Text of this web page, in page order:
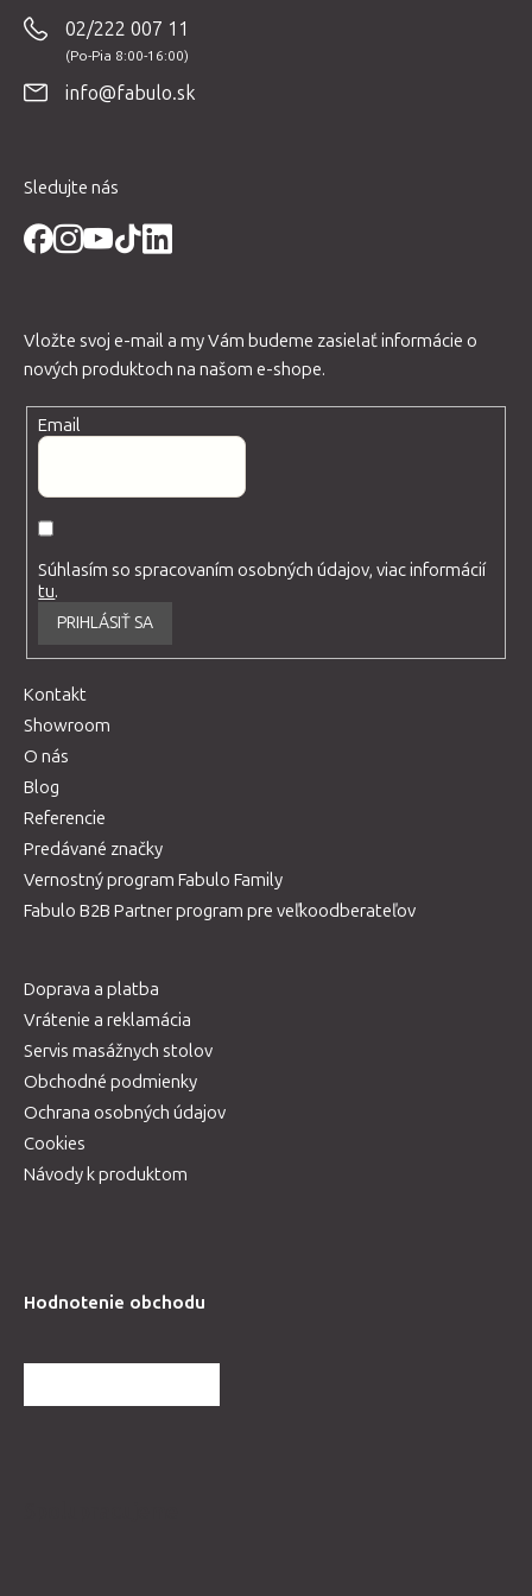
02/222 007 11
info@fabulo.sk
Sledujte nás
Vložte svoj e-mail a my Vám budeme zasielať informácie o
nových produktoch na našom e-shope.
Email
Súhlasím so spracovaním osobných údajov, viac informácií
tu.
PRIHLÁSIŤ SA
Kontakt
Showroom
O nás
Blog
Referencie
Predávané značky
Vernostný program Fabulo Family
Fabulo B2B Partner program pre veľkoodberateľov
Doprava a platba
Vrátenie a reklamácia
Servis masážnych stolov
Obchodné podmienky
Ochrana osobných údajov
Cookies
Návody k produktom
Hodnotenie obchodu